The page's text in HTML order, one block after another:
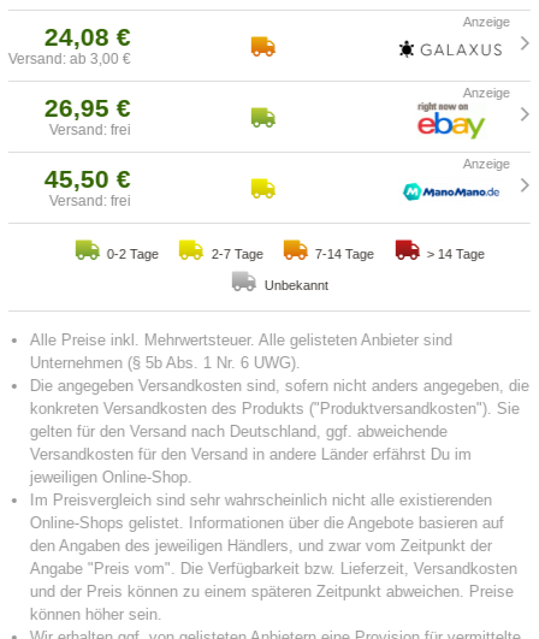
24,08 €
Versand: ab 3,00 €
26,95 €
Versand: frei
45,50 €
Versand: frei
0-2 Tage 2-7 Tage 7-14 Tage > 14 Tage
Unbekannt